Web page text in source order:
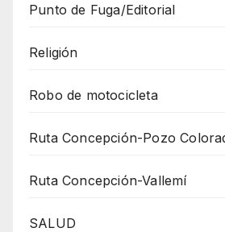
Punto de Fuga/Editorial
Religión
Robo de motocicleta
Ruta Concepción-Pozo
Ruta Concepción-Vallemí
SALUD